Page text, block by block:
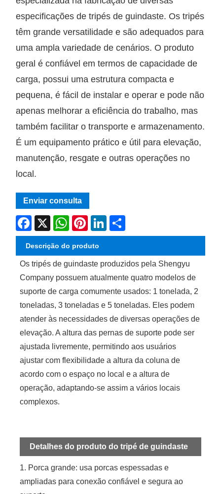
especificações de tripés de guindaste. Os tripés
têm grande versatilidade e são adequados para
uma ampla variedade de cenários. O produto
geral é confiável em termos de capacidade de
carga, possui uma estrutura compacta e
pequena, é fácil de instalar e operar e pode não
apenas melhorar a eficiência do trabalho, mas
também facilitar o transporte e armazenamento.
É um equipamento prático e útil para elevação,
manutenção, resgate e outras operações no
local.
Enviar consulta
Facebook
X WhatsAppPinterestLinkedIn
Descrição do produto
Os tripés de guindaste produzidos pela Shengyu
Company possuem atualmente quatro modelos de
suporte de carga comumente usados: 1 tonelada, 2
toneladas, 3 toneladas e 5 toneladas. Eles podem
atender às necessidades de diversas operações de
elevação. A altura das pernas de suporte pode ser
ajustada livremente, permitindo aos usuários
ajustar com flexibilidade a altura da coluna de
acordo com o espaço no local e a altura de
operação, adaptando-se assim a vários locais
complexos.
Detalhes do produto do tripé de guindaste
1. Porca grande: usa porcas espessadas e
ampliadas para conexão confiável e segura ao